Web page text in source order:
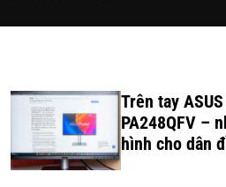
i
n
.
c
Trên tay
PA248QFV –
hình cho dân